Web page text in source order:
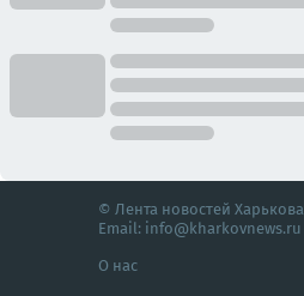
© Лента новостей Харькова
Email: info@kharkovnews.ru
О нас